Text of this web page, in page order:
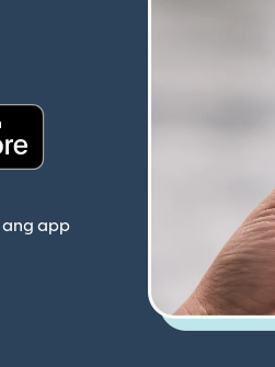
sa bagong window)
sa bagong window)
ang app